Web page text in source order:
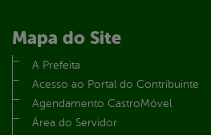
Mapa do Site
A Prefeita
Acesso ao Portal do Contribuinte
Agendamento CastroMóvel
Área do Servidor